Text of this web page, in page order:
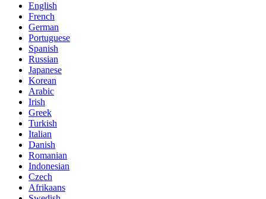
English
French
German
Portuguese
Spanish
Russian
Japanese
Korean
Arabic
Irish
Greek
Turkish
Italian
Danish
Romanian
Indonesian
Czech
Afrikaans